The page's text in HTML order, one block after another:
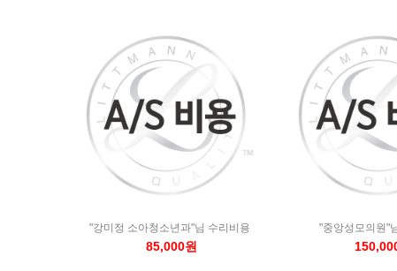
"강미정 소아청소년과"님 수리비용
85,000원
"중앙성모의원"